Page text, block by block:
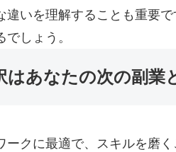
違いを理解することも重要
しょう。
はあなたの次の副業
ークに最適で、スキルを磨